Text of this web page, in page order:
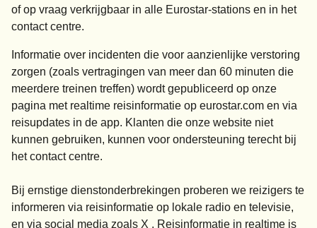
of op vraag verkrijgbaar in alle Eurostar-stations en in het
contact centre.
Informatie over incidenten die voor aanzienlijke verstoring
zorgen (zoals vertragingen van meer dan 60 minuten die
meerdere treinen treffen) wordt gepubliceerd op onze
pagina met realtime reisinformatie op eurostar.com en via
reisupdates in de app. Klanten die onze website niet
kunnen gebruiken, kunnen voor ondersteuning terecht bij
het contact centre.
Bij ernstige dienstonderbrekingen proberen we reizigers te
informeren via reisinformatie op lokale radio en televisie,
en via social media zoals X . Reisinformatie in realtime is